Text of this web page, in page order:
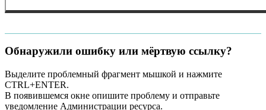
Обнаружили ошибку или мёртвую ссылку?
Выделите проблемный фрагмент мышкой и нажмите
CTRL+ENTER.
В появившемся окне опишите проблему и отправьте
уведомление Администрации ресурса.